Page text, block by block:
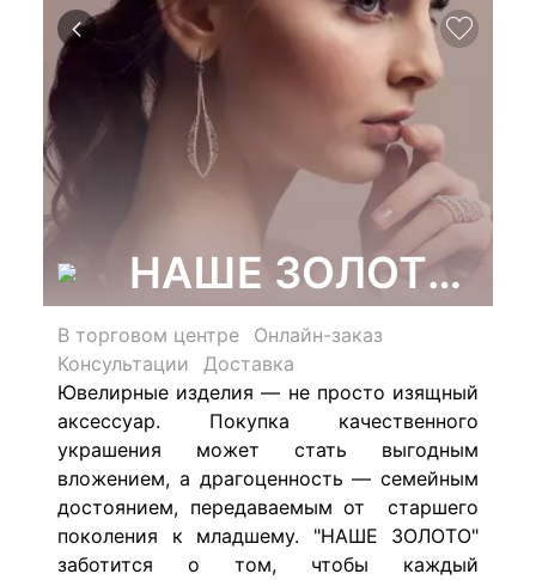
НАШЕ ЗОЛОТО,
В торговом центре
Онлайн-заказ
Консультации
Доставка
Ювелирные изделия — не просто изящный
аксессуар. Покупка качественного
украшения может стать выгодным
вложением, а драгоценность — семейным
достоянием, передаваемым от старшего
поколения к младшему. "НАШЕ ЗОЛОТО"
заботится о том, чтобы каждый